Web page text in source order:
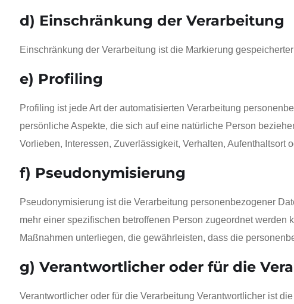
d) Einschränkung der Verarbeitung
Einschränkung der Verarbeitung ist die Markierung
e) Profiling
Profiling ist jede Art der automatisierten Verarbeitung
persönliche Aspekte, die sich auf eine natürliche Person
Vorlieben, Interessen, Zuverlässigkeit, Verhalten,
f) Pseudonymisierung
Pseudonymisierung ist die Verarbeitung personenbezogener
mehr einer spezifischen betroffenen Person zugeordnet
Maßnahmen unterliegen, die gewährleisten, dass die
g) Verantwortlicher oder für die
Verantwortlicher oder für die Verarbeitung Verantwortlicher ist